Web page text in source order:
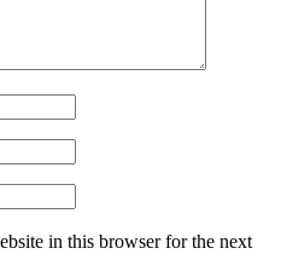
in this browser for the next